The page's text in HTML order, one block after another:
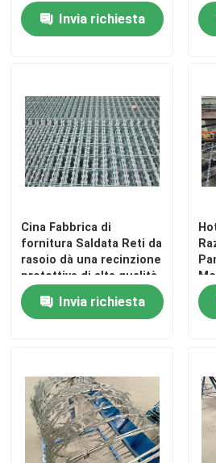
Recinzione di sicurezza
Matto di trascinamento in
Refrattario di Hexmesh
Drag Chain Harrow
Scatola del gabbione
grata della barra d'acciaio
Recinzione d'acciaio della
Invia richiesta
Cina Fabbrica di
fornitura Saldata Reti da
rasoio dà una recinzione
protettiva di alta qualità
Invia richiesta